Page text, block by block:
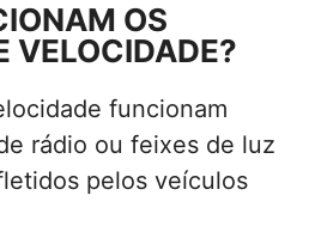
OS
VELOCIDADE?
funcionam
rádio ou feixes de luz
pelos veículos